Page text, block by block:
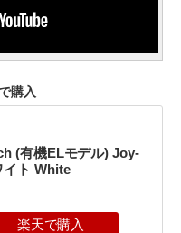
購入
(有機ELモデル) Joy-
ト White
楽天で購入